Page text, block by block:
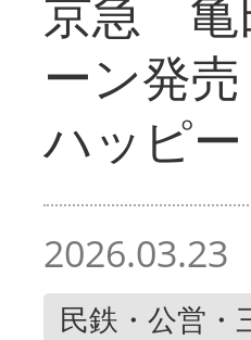
京急 亀
ーン発
ハッピ
2026.03.23
民鉄・公営・